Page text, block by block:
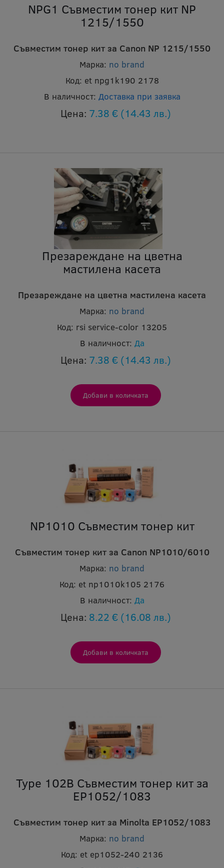
NPG1 Съвместим тонер кит NP
1215/1550
Съвместим тонер кит за Canon NP 1215/1550
Марка: no brand
Код: et npg1k190 2178
В наличност: Доставка при заявка
Цена: 7.38 € (14.43 лв.)
Презареждане на цветна
мастилена касета
Презареждане на цветна мастилена касета
Марка: no brand
Код: rsi service-color 13205
В наличност: Да
Цена: 7.38 € (14.43 лв.)
NP1010 Съвместим тонер кит
Съвместим тонер кит за Canon NP1010/6010
Марка: no brand
Код: et np1010k105 2176
В наличност: Да
Цена: 8.22 € (16.08 лв.)
Type 102B Съвместим тонер кит за
EP1052/1083
Съвместим тонер кит за Minolta EP1052/1083
Марка: no brand
Код: et ep1052-240 2136